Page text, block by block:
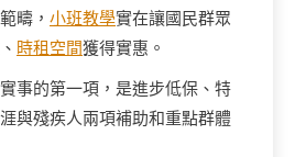
疇， 小班教學實在讓國民群眾
時租空間獲得實惠。
事的第一項，是進步低保、特
與殘疾人兩項補助和重點群體